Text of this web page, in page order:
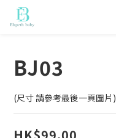
BJ03
(尺寸 請參考最後一頁圖片)